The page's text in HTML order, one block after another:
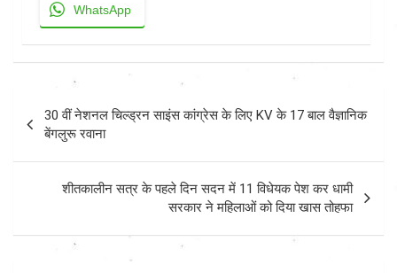
WhatsApp
Post
navigation
30 वीं नेशनल चिल्ड्रन साइंस कांग्रेस के लिए KV के 17 बाल वैज्ञानिक
बेंगलुरू रवाना
शीतकालीन सत्र के पहले दिन सदन में 11 विधेयक पेश कर धामी
सरकार ने महिलाओं को दिया खास तोहफा